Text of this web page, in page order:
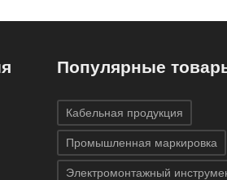
мм, b-7541
мм, b-7541
Популярные
Кабельная продукция
Промышленная маркировка
Электромонтажный